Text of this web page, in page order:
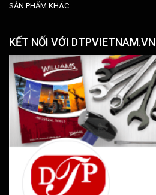
SẢN PHẨM KHÁC
KẾT NỐI VỚI DTPVIETNAM.VN